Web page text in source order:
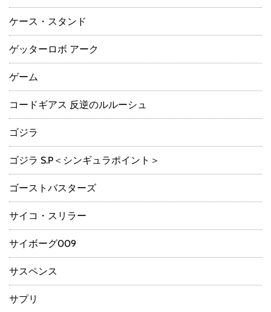
ケース・スタンド
ゲッターロボ アーク
ゲーム
コードギアス 反逆のルルーシュ
ゴジラ
ゴジラ S.P＜シンギュラポイント＞
ゴーストバスターズ
サイコ・スリラー
サイボーグ009
サスペンス
サプリ